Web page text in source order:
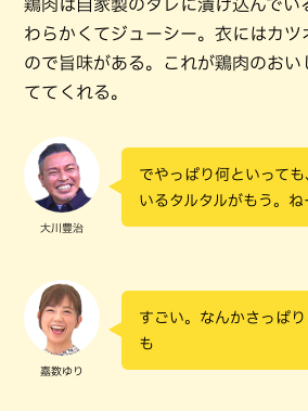
鶏肉は自家製のタレに漬け込んでい
わらかくてジューシー。衣にはカツ
ので旨味がある。これが鶏肉のおい
ててくれる。
大川豊治
でやっぱり何といって
いるタルタルがもう。ね
嘉数ゆり
すごい。なんかさっぱ
も